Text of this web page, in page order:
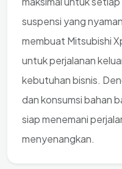
suspensi yang
membuat Mitsubishi
untuk perjalanan
kebutuhan bisnis.
dan konsumsi bahan
siap menemani
menyenangkan.